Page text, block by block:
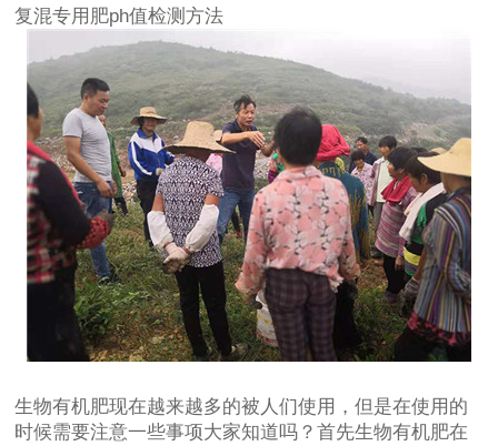
复混专用肥ph值检测方法
生物有机肥现在越来越多的被人们使用，但是在使用的
时候需要注意一些事项大家知道吗？首先生物有机肥在